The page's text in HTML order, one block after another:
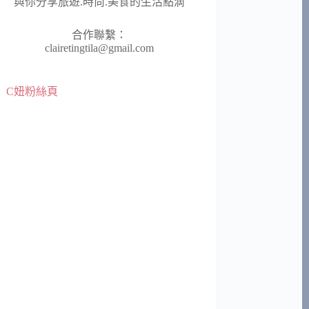
合作聯繫：
clairetingtila@gmail.com
C妞粉絲頁